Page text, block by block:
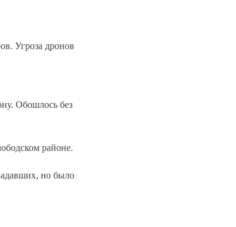
Угроза дронов
Обошлось без
районе.
но было